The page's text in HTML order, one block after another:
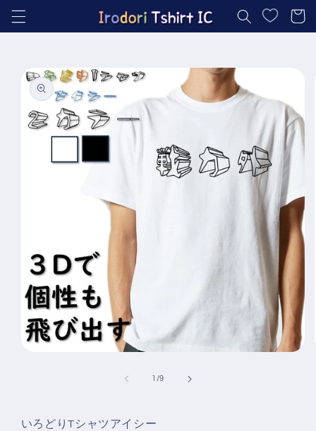
ンツに
ー
ト
商品情
報にス
キップ
メ
1 /の
9
いろどりTシャツアイシー